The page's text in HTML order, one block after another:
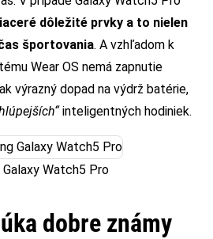
dôležité prvky a to nielen
športovania. A vzhľadom k
Wear OS nemá zapnutie
výrazný dopad na výdrž batérie,
inteligentných hodiniek.
Galaxy Watch5 Pro
dobre známy